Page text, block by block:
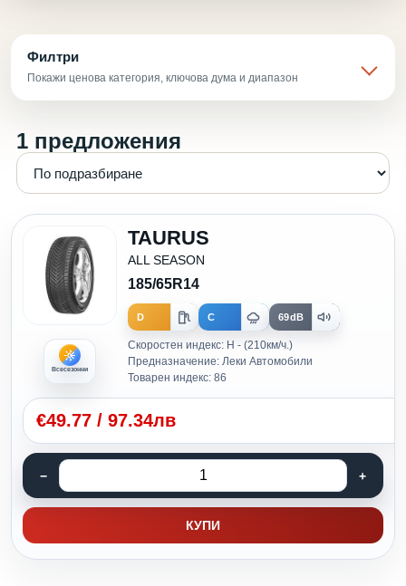
Филтри
Покажи ценова категория, ключова дума и диапазон
1 предложения
Всесезонни
TAURUS
ALL SEASON
185/65R14
D C 69dB
Скоростен индекс: H - (210км/ч.)
Предназначение: Леки Автомобили
Товарен индекс: 86
€49.77 / 97.34лв
КУПИ